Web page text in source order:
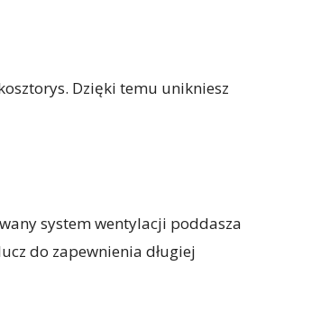
Dzięki temu unikniesz
system wentylacji poddasza
do zapewnienia długiej